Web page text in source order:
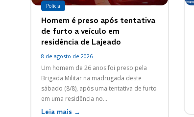
Polícia
Homem é preso após tentativa
de furto a veículo em
residência de Lajeado
8 de agosto de 2026
Um homem de 26 anos foi preso pela
Brigada Militar na madrugada deste
sábado (8/8), após uma tentativa de furto
em uma residência no...
Leia mais →